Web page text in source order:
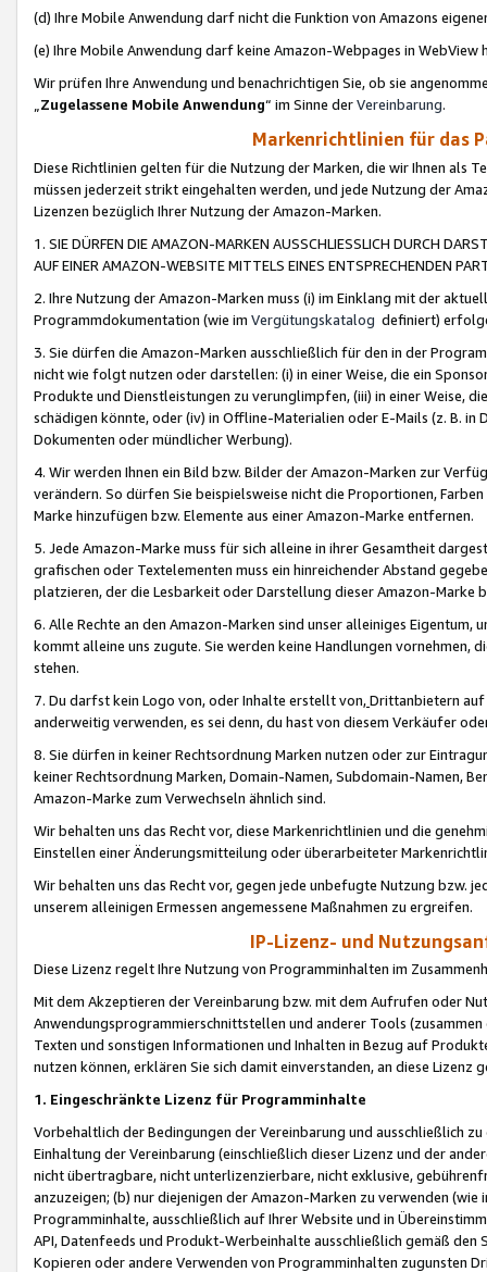
(d) Ihre Mobile Anwendung darf nicht die Funktion von Amazons
(e) Ihre Mobile Anwendung darf keine Amazon-Webpages in WebView
Wir prüfen Ihre Anwendung und benachrichtigen Sie, ob sie
„Zugelassene Mobile Anwendung“ im Sinne derVereinbarung.
Markenrichtlinien für das
Diese Richtlinien gelten für die Nutzung der Marken, die wir Ihnen als
müssen jederzeit strikt eingehalten werden, und jede Nutzung der
Lizenzen bezüglich Ihrer Nutzung der Amazon-Marken.
1. SIE DÜRFEN DIE AMAZON-MARKEN AUSSCHLIESSLICH DURCH
AUF EINER AMAZON-WEBSITE MITTELS EINES ENTSPRECHENDEN
2. Ihre Nutzung der Amazon-Marken muss (i) im Einklang mit der
Programmdokumentation (wie im Vergütungskatalog definiert)
3. Sie dürfen die Amazon-Marken ausschließlich für den in der
nicht wie folgt nutzen oder darstellen: (i) in einer Weise, die ein
Produkte und Dienstleistungen zu verunglimpfen, (iii) in einer Weise,
schädigen könnte, oder (iv) in Offline-Materialien oder E-Mails (z. B. in
Dokumenten oder mündlicher Werbung).
4. Wir werden Ihnen ein Bild bzw. Bilder der Amazon-Marken zur
verändern. So dürfen Sie beispielsweise nicht die Proportionen,
Marke hinzufügen bzw. Elemente aus einer Amazon-Marke entfernen.
5. Jede Amazon-Marke muss für sich alleine in ihrer Gesamtheit
grafischen oder Textelementen muss ein hinreichender Abstand
platzieren, der die Lesbarkeit oder Darstellung dieser Amazon-Marke
6. Alle Rechte an den Amazon-Marken sind unser alleiniges
kommt alleine uns zugute. Sie werden keine Handlungen vornehmen,
stehen.
7. Du darfst kein Logo von, oder Inhalte erstellt von,Drittanbietern auf
anderweitig verwenden, es sei denn, du hast von diesem Verkäufer
8. Sie dürfen in keiner Rechtsordnung Marken nutzen oder zur
keiner Rechtsordnung Marken, Domain-Namen, Subdomain-Namen,
Amazon-Marke zum Verwechseln ähnlich sind.
Wir behalten uns das Recht vor, diese Markenrichtlinien und die
Einstellen einer Änderungsmitteilung oder überarbeiteter
Wir behalten uns das Recht vor, gegen jede unbefugte Nutzung bzw.
unserem alleinigen Ermessen angemessene Maßnahmen zu ergreifen.
IP-Lizenz- und
Diese Lizenz regelt Ihre Nutzung von Programminhalten im
Mit dem Akzeptieren der Vereinbarung bzw. mit dem Aufrufen oder
Anwendungsprogrammierschnittstellen und anderer Tools (zusammen
Texten und sonstigen Informationen und Inhalten in Bezug auf
nutzen können, erklären Sie sich damit einverstanden, an diese Lizenz
1. Eingeschränkte Lizenz für Programminhalte
Vorbehaltlich der Bedingungen der Vereinbarung und ausschließlich
Einhaltung der Vereinbarung (einschließlich dieser Lizenz und der
nicht übertragbare, nicht unterlizenzierbare, nicht exklusive,
anzuzeigen; (b) nur diejenigen der Amazon-Marken zu verwenden
Programminhalte, ausschließlich auf Ihrer Website und in
API, Datenfeeds und Produkt-Werbeinhalte ausschließlich gemäß
Kopieren oder andere Verwenden von Programminhalten zugunsten